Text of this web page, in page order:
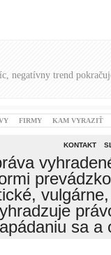
negatívny trend
FIRMY KAM VYRAZIŤ
KONTAKT
sa